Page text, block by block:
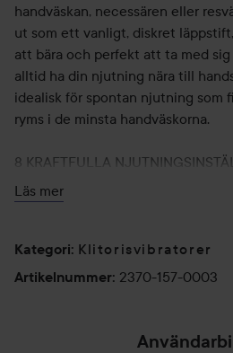
handväskan, necessären eller
ut som ett vanligt, diskret
att bära och perfekt att ta med sig
alltid ha din njutning nära till
idealisk för spontan njutning som
ryms i de minsta handväskorna.
8 KRAFTFULLA
MIA™ 3 erbjuder användaren åtta
varierande intensitet, från ett
RESKLAR OCH DISKRET
Dess kompakta och diskreta
Toppen har utformats särskilt för
Läs mer
Kategori: Klitorisvibratorer
Artikelnummer: 2370-157-0003